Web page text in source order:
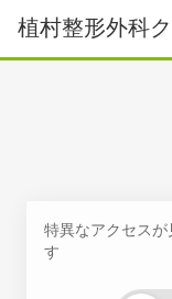
植村整形外科
特異なアクセス
す